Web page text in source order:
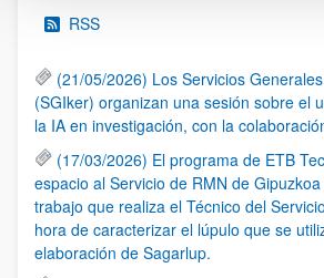
RSS
(21/05/2026) Los Servicios
(SGIker) organizan una sesión sobre el
la IA en investigación, con la
(17/03/2026) El programa de ETB
espacio al Servicio de RMN de
trabajo que realiza el Técnico del
hora de caracterizar el lúpulo que se
elaboración de Sagarlup.